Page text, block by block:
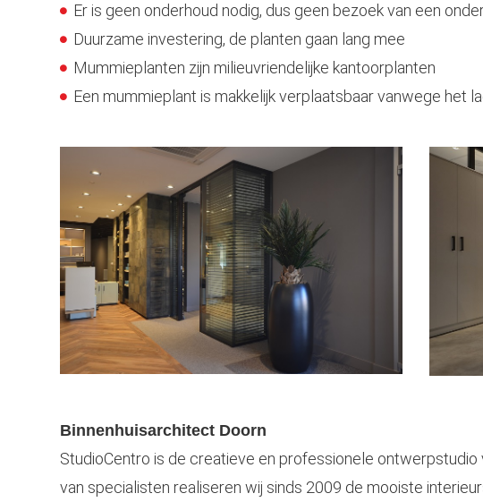
Er is geen onderhoud nodig, dus geen bezoek van een
Duurzame investering, de planten gaan lang mee
Mummieplanten zijn milieuvriendelijke kantoorplanten
Een mummieplant is makkelijk verplaatsbaar vanwege het
Binnenhuisarchitect Doorn
StudioCentro is de creatieve en professionele
van specialisten realiseren wij sinds 2009 de mooiste